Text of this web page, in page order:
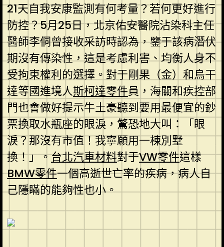
21天自我安康監測有何考量？若何更好進行
防控？5月25日，北京佑安醫院沾染科主任
醫師李侗曾接收采訪時認為，鑒于該病潛伏
期沒有傳染性，這是考慮利害、均衡人身不
受拘束權利的選擇。對于剛果（金）和烏干
達等國進境人斯柯達零件員，海關和疾控部
門也會做好提示牛土豪聽到要用最便宜的鈔
票換取水瓶座的眼淚，驚恐地大叫：「眼
淚？那沒有市值！我寧願用一棟別墅
換！」。台北汽車材料對于VW零件這樣
BMW零件一個高逝世亡率的疾病，病人自
己隱瞞的能夠性也小。